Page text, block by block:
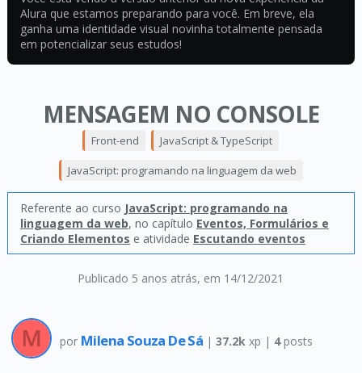
Alura que estamos preparando para você. Em breve, ela
ganha uma identidade visual novinha totalmente pensada
em potencializar seus estudos!
MENSAGEM NO CONSOLE
Publicado 5 anos atrás, em 14/12/2021
Front-end JavaScript & TypeScript
JavaScript: programando na linguagem da web
Referente ao curso JavaScript: programando na
linguagem da web, no capítulo Eventos, Formulários e
Criando Elementos e atividade Escutando eventos
por Milena Souza De Sá | 37.2k xp | 4posts